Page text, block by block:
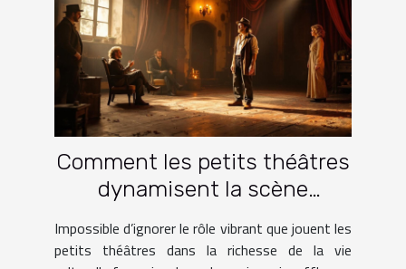
Comment les petits théâtres
dynamisent la scène
Impossible d’ignorer le rôle vibrant que jouent les
petits théâtres dans la richesse de la vie